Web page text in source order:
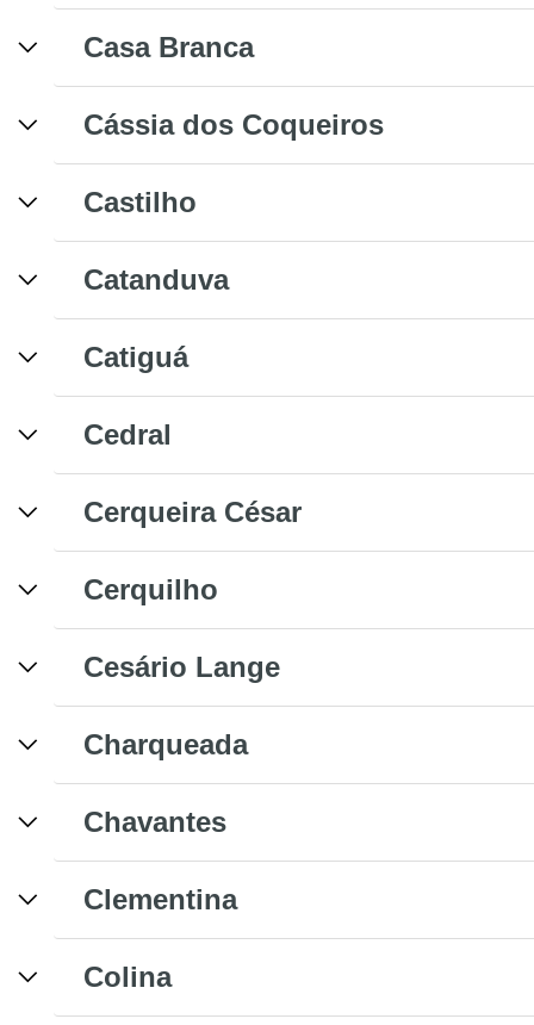
Casa Branca
Cássia dos Coqueiros
Castilho
Catanduva
Catiguá
Cedral
Cerqueira César
Cerquilho
Cesário Lange
Charqueada
Chavantes
Clementina
Colina